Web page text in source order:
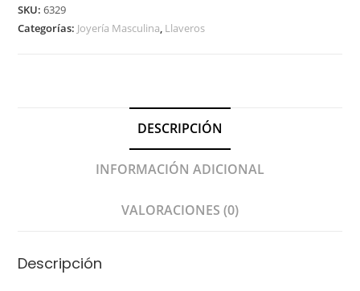
SKU:6329
Categorías: Joyería Masculina, Llaveros
DESCRIPCIÓN
INFORMACIÓN ADICIONAL
VALORACIONES (0)
Descripción